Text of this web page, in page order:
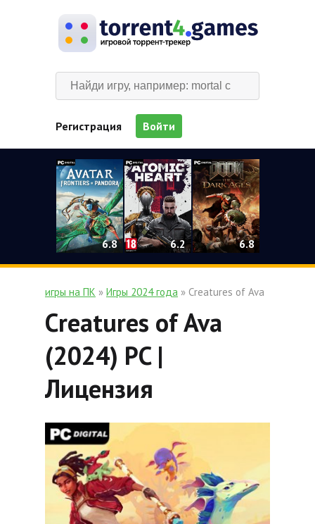
Регистрация Войти
6.8 6.2 6.8
игры на ПК » Игры 2024 года » Creatures of Ava
Creatures of Ava
(2024) PC |
Лицензия